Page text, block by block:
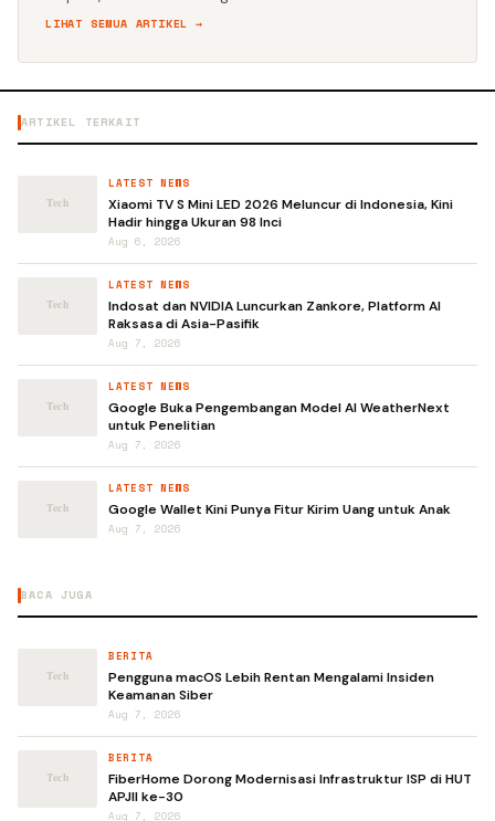
LIHAT SEMUA ARTIKEL →
ARTIKEL TERKAIT
LATEST NEWS
Xiaomi TV S Mini LED 2026 Meluncur di Indonesia, Kini
Hadir hingga Ukuran 98 Inci
Aug 6, 2026
LATEST NEWS
Indosat dan NVIDIA Luncurkan Zankore, Platform AI
Raksasa di Asia-Pasifik
Aug 7, 2026
LATEST NEWS
Google Buka Pengembangan Model AI WeatherNext
untuk Penelitian
Aug 7, 2026
LATEST NEWS
Google Wallet Kini Punya Fitur Kirim Uang untuk Anak
Aug 7, 2026
BACA JUGA
BERITA
Pengguna macOS Lebih Rentan Mengalami Insiden
Keamanan Siber
Aug 7, 2026
BERITA
FiberHome Dorong Modernisasi Infrastruktur ISP di HUT
APJII ke-30
Aug 7, 2026